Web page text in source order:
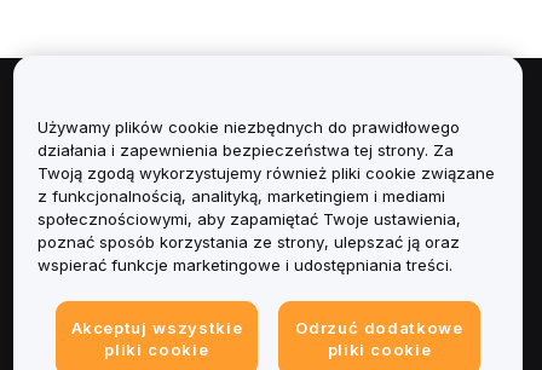
Informacje
Usługi
Obsługa Klienta
Informacje prawne
Używamy plików cookie niezbędnych do prawidłowego
działania i zapewnienia bezpieczeństwa tej strony. Za
Twoją zgodą wykorzystujemy również pliki cookie związane
z funkcjonalnością, analityką, marketingiem i mediami
społecznościowymi, aby zapamiętać Twoje ustawienia,
poznać sposób korzystania ze strony, ulepszać ją oraz
wspierać funkcje marketingowe i udostępniania treści.
Akceptuj wszystkie
pliki cookie
Odrzuć dodatkowe
pliki cookie